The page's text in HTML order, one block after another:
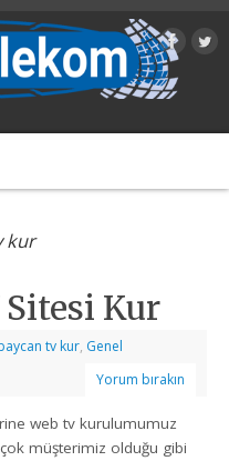
kur
Kur
tv kur, Genel
Yorum bırakın
web tv kurulumumuz
müşterimiz olduğu gibi